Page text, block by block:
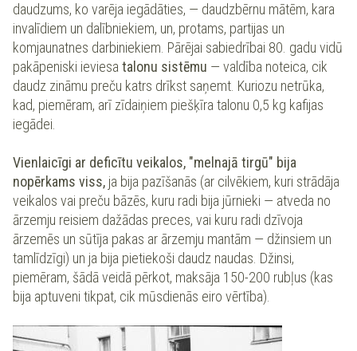
daudzums, ko varēja iegādāties, — daudzbērnu mātēm, kara
invalīdiem un dalībniekiem, un, protams, partijas un
komjaunatnes darbiniekiem. Pārējai sabiedrībai 80. gadu vidū
pakāpeniski ieviesatalonu sistēmu — valdība noteica, cik
daudz zināmu preču katrs drīkst saņemt. Kuriozu netrūka,
kad, piemēram, arī zīdaiņiem piešķīra talonu 0,5 kg kafijas
iegādei.
Vienlaicīgi ar deficītu veikalos, "melnajā tirgū" bija
nopērkams viss, ja bija pazīšanās (ar cilvēkiem, kuri strādāja
veikalos vai preču bāzēs, kuru radi bija jūrnieki — atveda no
ārzemju reisiem dažādas preces, vai kuru radi dzīvoja
ārzemēs un sūtīja pakas ar ārzemju mantām — džinsiem un
tamlīdzīgi) un ja bija pietiekoši daudz naudas. Džinsi,
piemēram, šādā veidā pērkot, maksāja 150-200 rubļus (kas
bija aptuveni tikpat, cik mūsdienās eiro vērtība).